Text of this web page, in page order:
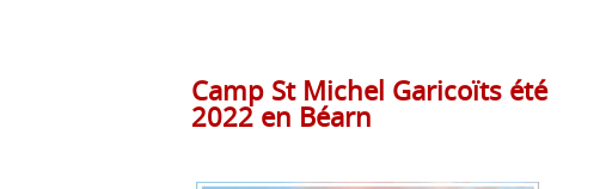
Camp St Michel Garicoïts été
2022 en Béarn